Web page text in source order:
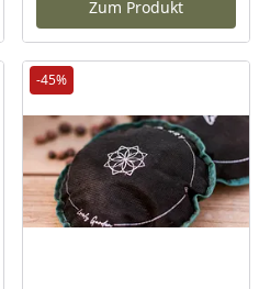
Zum Produkt
-45%